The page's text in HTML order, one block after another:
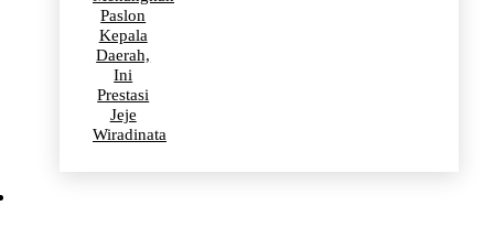
Paslon
Kepala
Daerah,
Ini
Prestasi
Jeje
Wiradinata